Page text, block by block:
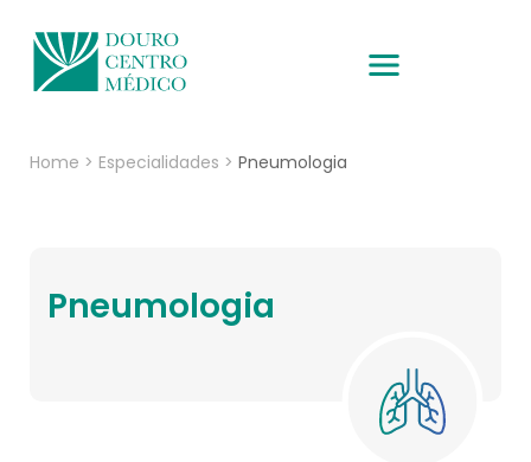
Home > Especialidades > Pneumologia
Pneumologia